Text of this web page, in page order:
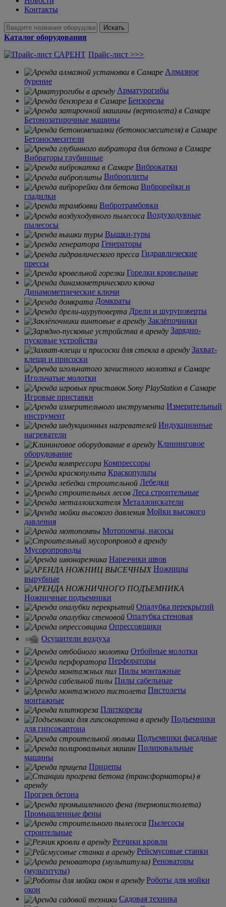
Контакты
Искать
Каталог оборудования
Прайс-лист >>>
Алмазное
бурение
Арматурогибы
Бензорезы
Бетонозатирочные машины
Бетоносмесители
Вибраторы глубинные
Виброкатки
Виброплиты
Виброрейки и
гладилки
Вибротрамбовки
Воздуходувные
пылесосы
Вышки-туры
Генераторы
Гидравлические
прессы
Горелки кровельные
Динамометрические ключи
Домкраты
Дрели и шуруповерты
Заклёпочники
Зарядно-
пусковые устройства
Захват-
клещи и присоски
Игольчатые молотки
Игровые приставки
Измерительный
инструмент
Индукционные
нагреватели
Клининговое
оборудование
Компрессоры
Краскопульты
Лебедки
Леса строительные
Металлоискатели
Мойки высокого
давления
Мотопомпы, насосы
Мусоропроводы
Нарезчики швов
Ножницы
вырубные
Ножничные подъемники
Опалубка перекрытий
Опалубка стеновая
Опрессовщики
Осушители воздуха
Отбойные молотки
Перфораторы
Пилы монтажные
Пилы сабельные
Пистолеты
монтажные
Плиткорезы
Подъемники
для гипсокартона
Подъемники фасадные
Полировальные
машины
Прицепы
Прогрев бетона
Промышленные фены
Пылесосы
строительные
Резчики кровли
Рейсмусовые станки
Реноваторы
(мультитулы)
Роботы для мойки
окон
Садовая техника